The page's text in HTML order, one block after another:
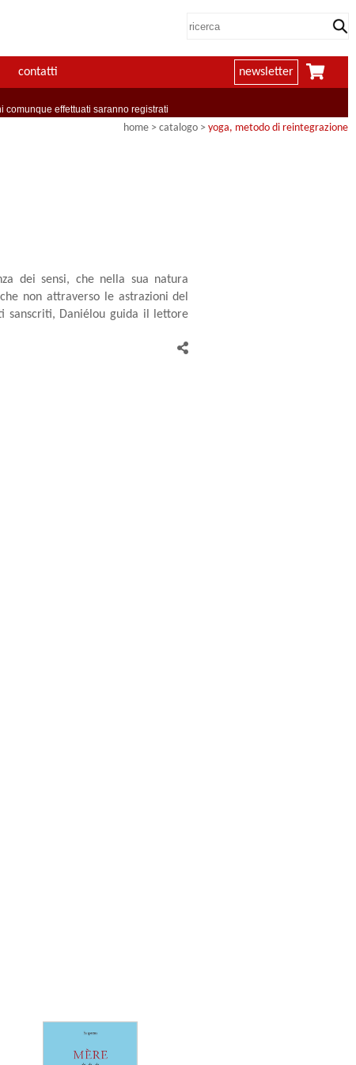
contatti newsletter
effettuati saranno registrati
home > catalogo > yoga, metodo di reintegrazione
dei sensi, che nella sua natura
non attraverso le astrazioni del
sanscriti, Daniélou guida il lettore